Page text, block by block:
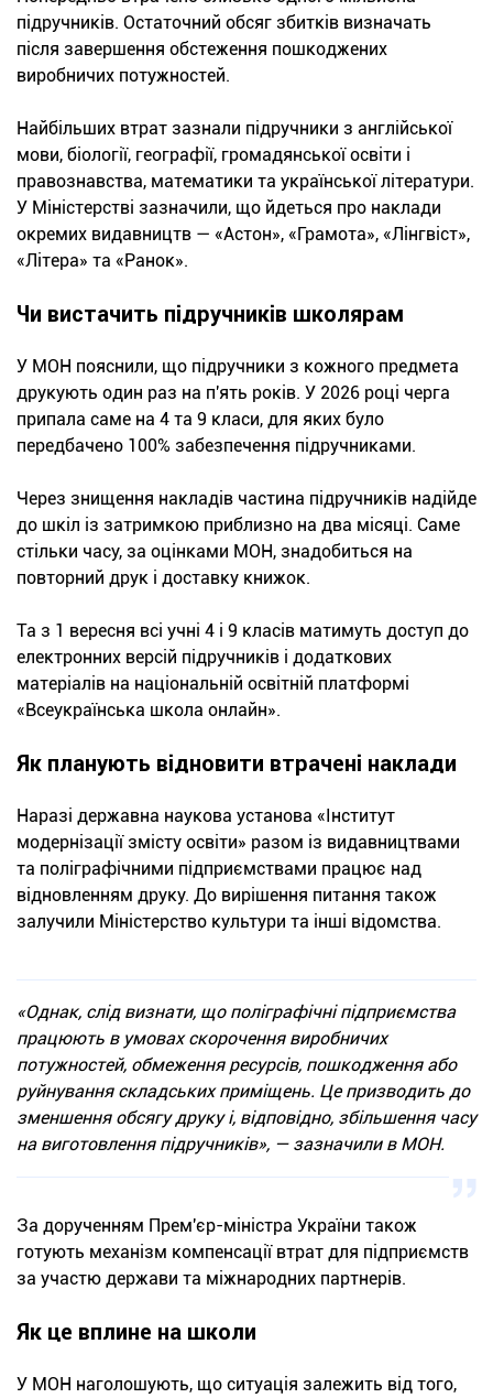
підручників. Остаточний обсяг збитків визначать
після завершення обстеження пошкоджених
виробничих потужностей.
Найбільших втрат зазнали підручники з англійської
мови, біології, географії, громадянської освіти і
правознавства, математики та української літератури.
У Міністерстві зазначили, що йдеться про наклади
окремих видавництв — «Астон», «Грамота», «Лінгвіст»,
«Літера» та «Ранок».
Чи вистачить підручників школярам
У МОН пояснили, що підручники з кожного предмета
друкують один раз на п'ять років. У 2026 році черга
припала саме на 4 та 9 класи, для яких було
передбачено 100% забезпечення підручниками.
Через знищення накладів частина підручників надійде
до шкіл із затримкою приблизно на два місяці. Саме
стільки часу, за оцінками МОН, знадобиться на
повторний друк і доставку книжок.
Та з 1 вересня всі учні 4 і 9 класів матимуть доступ до
електронних версій підручників і додаткових
матеріалів на національній освітній платформі
«Всеукраїнська школа онлайн».
Як планують відновити втрачені наклади
Наразі державна наукова установа «Інститут
модернізації змісту освіти» разом із видавництвами
та поліграфічними підприємствами працює над
відновленням друку. До вирішення питання також
залучили Міністерство культури та інші відомства.
«Однак, слід визнати, що поліграфічні підприємства
працюють в умовах скорочення виробничих
потужностей, обмеження ресурсів, пошкодження або
руйнування складських приміщень. Це призводить до
зменшення обсягу друку і, відповідно, збільшення часу
на виготовлення підручників», — зазначили в МОН.
За дорученням Прем'єр-міністра України також
готують механізм компенсації втрат для підприємств
за участю держави та міжнародних партнерів.
Як це вплине на школи
У МОН наголошують, що ситуація залежить від того,